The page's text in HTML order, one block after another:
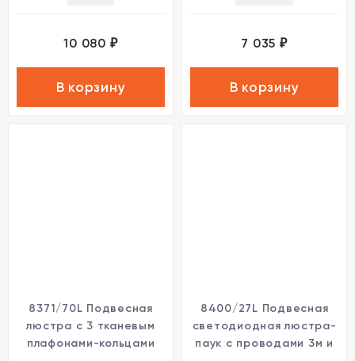
10 080 ₽
В корзину
7 035 ₽
В корзину
8371/70L Подвесная
люстра с 3 тканевым
плафонами-кольцами
8400/27L Подвесная
светодиодная люстра-
паук с проводами 3м и